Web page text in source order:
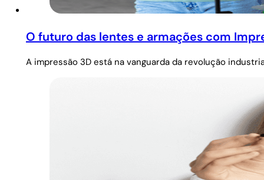
O futuro das lentes e armações com
A impressão 3D está na vanguarda da revolução